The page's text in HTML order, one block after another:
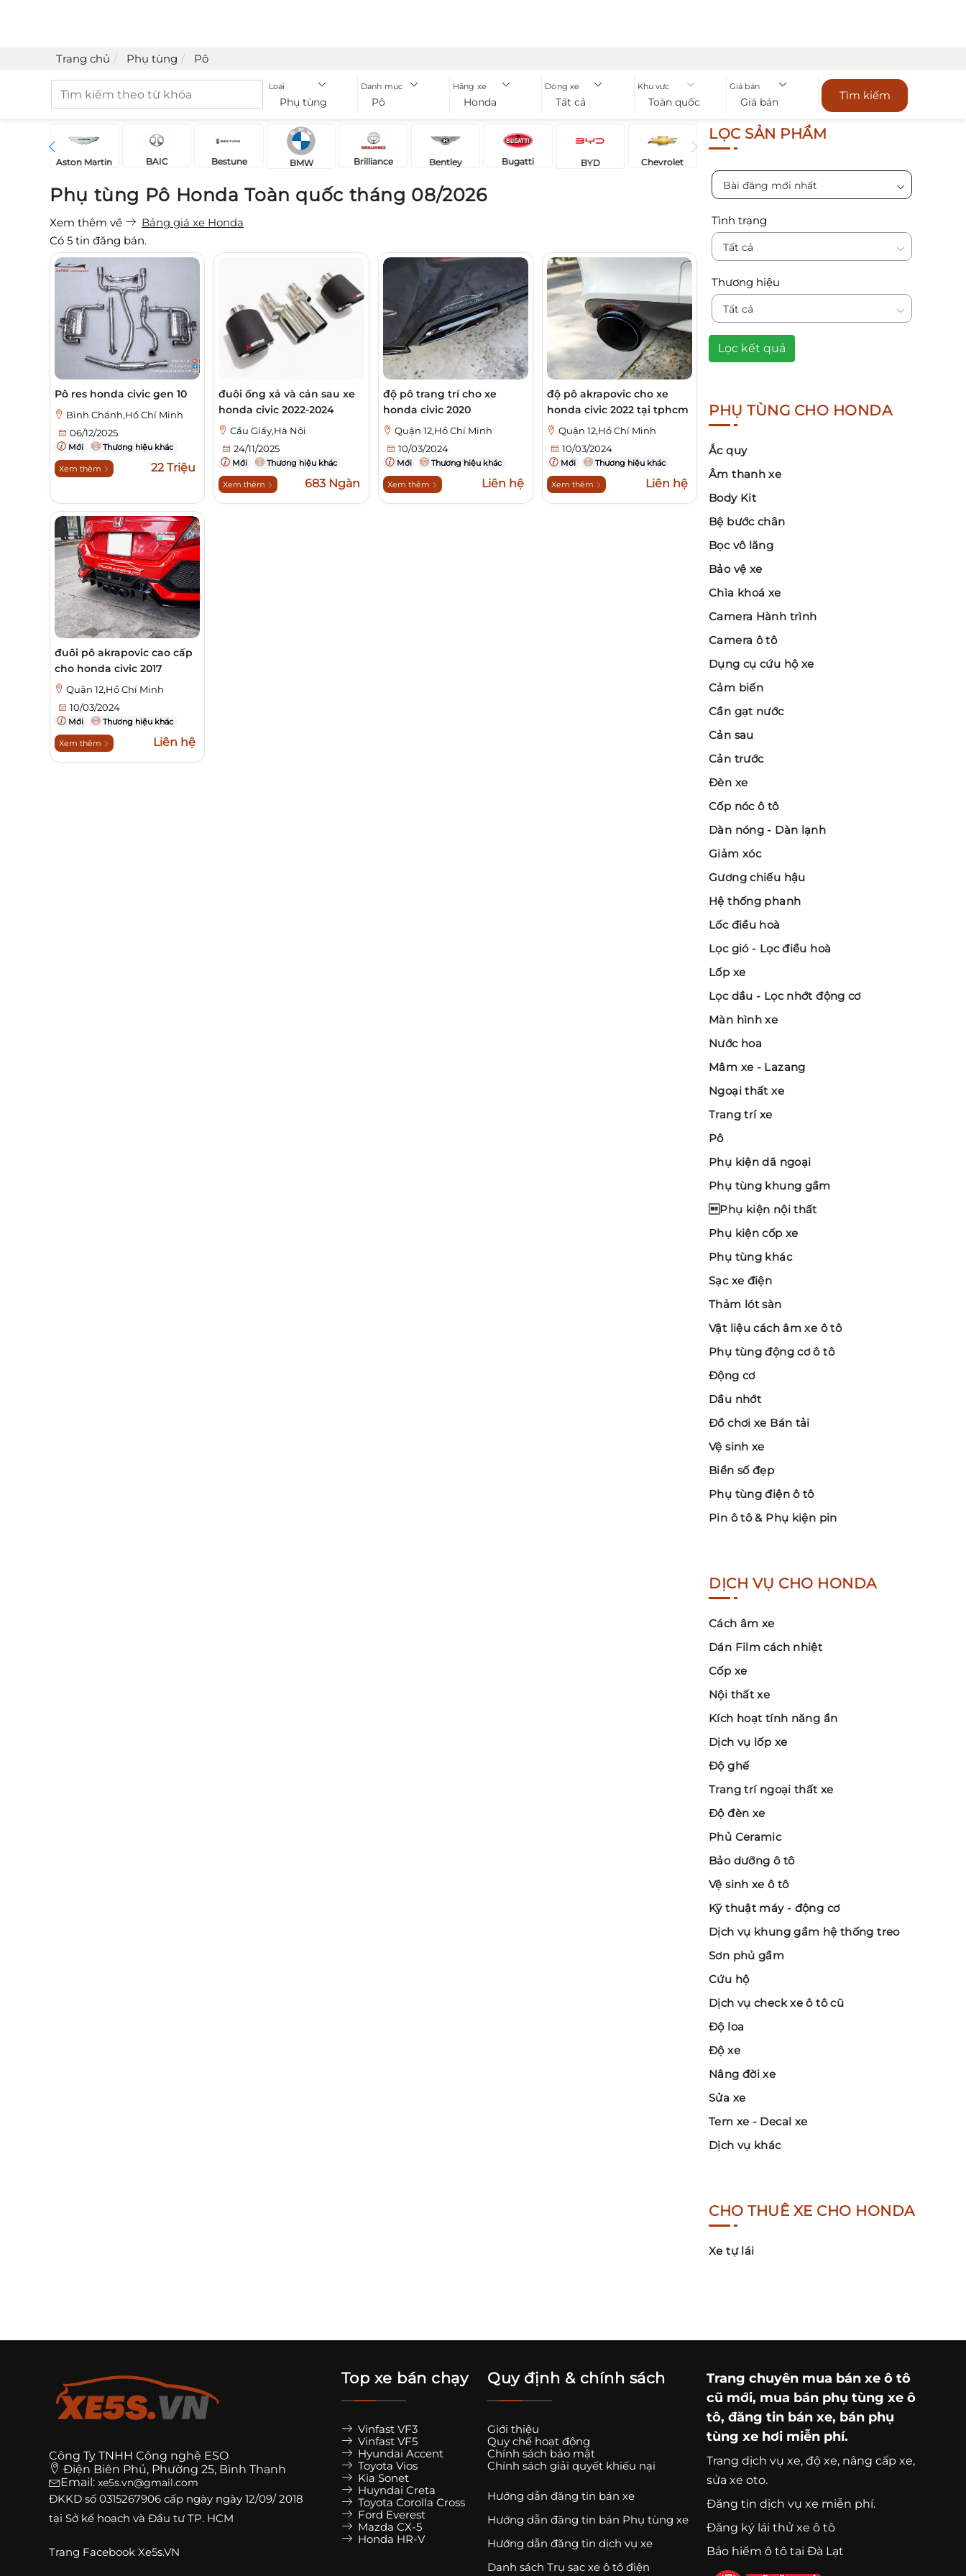
Trang chủ Phụ tùng Pô
Loại
Phụ tùng
Danh mục
Pô
Hãng xe
Honda
Dòng xe
Tất cả
Khu vực
Toàn quốc
Giá bán
Giá bán Tìm kiếm
Aston Martin BAIC Bestune BMW Brilliance Bentley Bugatti BYD Chevrolet
Phụ tùng Pô Honda Toàn quốc tháng 08/2026
Xem thêm về
Bảng giá xe Honda
Có 5 tin đăng bán.
Pô res honda civic gen 10
Bình Chánh,Hồ Chí Minh
06/12/2025
Mới Thương hiệu khác
Xem thêm 22 Triệu
đuôi ống xả và cản sau xe
honda civic 2022-2024
Cầu Giấy,Hà Nội
24/11/2025
Mới Thương hiệu khác
Xem thêm 683 Ngàn
độ pô trang trí cho xe
honda civic 2020
Quận 12,Hồ Chí Minh
10/03/2024
Mới Thương hiệu khác
Xem thêm Liên hệ
độ pô akrapovic cho xe
honda civic 2022 tại tphcm
Quận 12,Hồ Chí Minh
10/03/2024
Mới Thương hiệu khác
Xem thêm Liên hệ
đuôi pô akrapovic cao cấp
cho honda civic 2017
Quận 12,Hồ Chí Minh
10/03/2024
Mới Thương hiệu khác
Xem thêm Liên hệ
LỌC SẢN PHẨM
Bài đăng mới nhất
Tình trạng
Tất cả
Thương hiệu
Tất cả
Lọc kết quả
PHỤ TÙNG CHO HONDA
Ắc quy
Âm thanh xe
Body Kit
Bệ bước chân
Bọc vô lăng
Bảo vệ xe
Chìa khoá xe
Camera Hành trình
Camera ô tô
Dụng cụ cứu hộ xe
Cảm biến
Cần gạt nước
Cản sau
Cản trước
Đèn xe
Cốp nóc ô tô
Dàn nóng - Dàn lạnh
Giảm xóc
Gương chiếu hậu
Hệ thống phanh
Lốc điều hoà
Lọc gió - Lọc điều hoà
Lốp xe
Lọc dầu - Lọc nhớt động cơ
Màn hình xe
Nước hoa
Mâm xe - Lazang
Ngoại thất xe
Trang trí xe
Pô
Phụ kiện dã ngoại
Phụ tùng khung gầm
Phụ kiện nội thất
Phụ kiện cốp xe
Phụ tùng khác
Sạc xe điện
Thảm lót sàn
Vật liệu cách âm xe ô tô
Phụ tùng động cơ ô tô
Động cơ
Dầu nhớt
Đồ chơi xe Bán tải
Vệ sinh xe
Biển số đẹp
Phụ tùng điện ô tô
Pin ô tô & Phụ kiện pin
DỊCH VỤ CHO HONDA
Cách âm xe
Dán Film cách nhiệt
Cốp xe
Nội thất xe
Kích hoạt tính năng ẩn
Dịch vụ lốp xe
Độ ghế
Trang trí ngoại thất xe
Độ đèn xe
Phủ Ceramic
Bảo dưỡng ô tô
Vệ sinh xe ô tô
Kỹ thuật máy - động cơ
Dịch vụ khung gầm hệ thống treo
Sơn phủ gầm
Cứu hộ
Dịch vụ check xe ô tô cũ
Độ loa
Độ xe
Nâng đời xe
Sửa xe
Tem xe - Decal xe
Dịch vụ khác
CHO THUÊ XE CHO HONDA
Xe tự lái
Công Ty TNHH Công nghệ ESO
Điện Biên Phủ, Phường 25, Bình Thạnh
Email: xe5s.vn@gmail.com
ĐKKD số 0315267906 cấp ngày ngày 12/09/ 2018
tại Sở kế hoạch và Đầu tư TP. HCM
Trang Facebook Xe5s.VN
Top xe bán chạy
Vinfast VF3
Vinfast VF5
Hyundai Accent
Toyota Vios
Kia Sonet
Huyndai Creta
Toyota Corolla Cross
Ford Everest
Mazda CX-5
Honda HR-V
Quy định & chính sách
Giới thiệu
Quy chế hoạt động
Chính sách bảo mật
Chính sách giải quyết khiếu nại
Hướng dẫn đăng tin bán xe
Hướng dẫn đăng tin bán Phụ tùng xe
Hướng dẫn đăng tin dịch vụ xe
Danh sách Trụ sạc xe ô tô điện
Trang chuyên mua bán xe ô tô
cũ mới, mua bán phụ tùng xe ô
tô, đăng tin bán xe, bán phụ
tùng xe hơi miễn phí.
Trang dịch vụ xe, độ xe, nâng cấp xe,
sửa xe oto.
Đăng tin dịch vụ xe miễn phí.
Đăng ký lái thử xe ô tô
Bảo hiểm ô tô tại Đà Lạt